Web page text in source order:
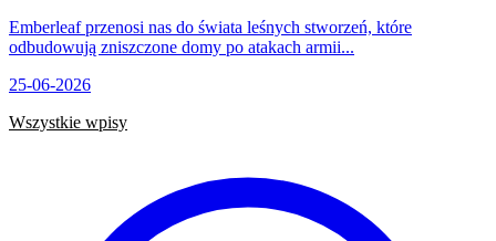
Emberleaf przenosi nas do świata leśnych stworzeń, które
odbudowują zniszczone domy po atakach armii...
25-06-2026
Wszystkie wpisy